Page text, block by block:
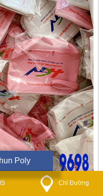
Chỉ Đường
Poly